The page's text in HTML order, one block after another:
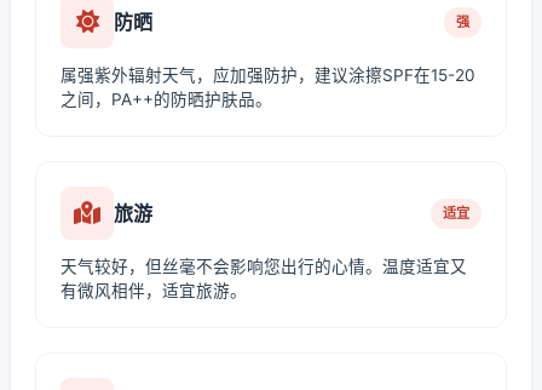
防晒 强
属强紫外辐射天气，应加强防护，建议涂擦SPF在15-20
之间，PA++的防晒护肤品。
旅游 适宜
天气较好，但丝毫不会影响您出行的心情。温度适宜又
有微风相伴，适宜旅游。